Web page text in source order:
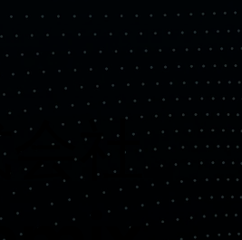
社